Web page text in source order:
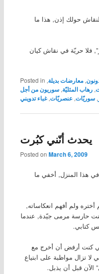
حولك إذن, هذا ما
فلا حريّة في نقاش كيان
Posted in ,معارضات بديلة,
,رهاب المثليّة,سوريون من أجل
,سوريّات,عنصريّات,غباء تدويني
يحدث أنّني كبُرت
Posted on March 6, 2009
هذا المنزل, أخفي ما
ولم أفهم انعكاساته,
حارسة مرمى جيّدة, عندما
كتابي.
كنت أرفض أن أخرج مع
لا تزال مواظبة على ابتياع
الآن قبل أن يذبل.